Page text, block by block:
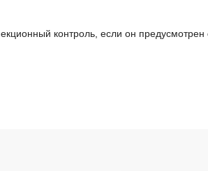
контроль, если он предусмотрен